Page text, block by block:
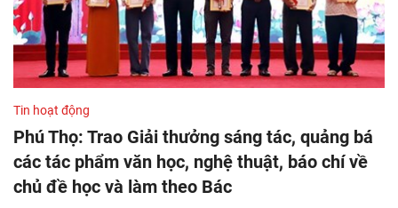
Tin hoạt động
Phú Thọ: Trao Giải thưởng sáng tác, quảng bá
các tác phẩm văn học, nghệ thuật, báo chí về
chủ đề học và làm theo Bác